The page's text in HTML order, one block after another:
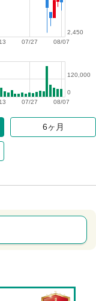
08/07
07/27
2,450
08/07
07/27
0
120,000
6ヶ月